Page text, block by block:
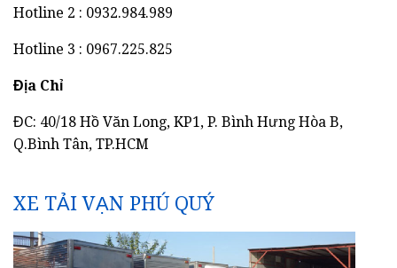
Hotline 2 : 0932.984.989
Hotline 3 : 0967.225.825
Địa Chỉ
ĐC: 40/18 Hồ Văn Long, KP1, P. Bình Hưng Hòa B,
Q.Bình Tân, TP.HCM
XE TẢI VẠN PHÚ QUÝ